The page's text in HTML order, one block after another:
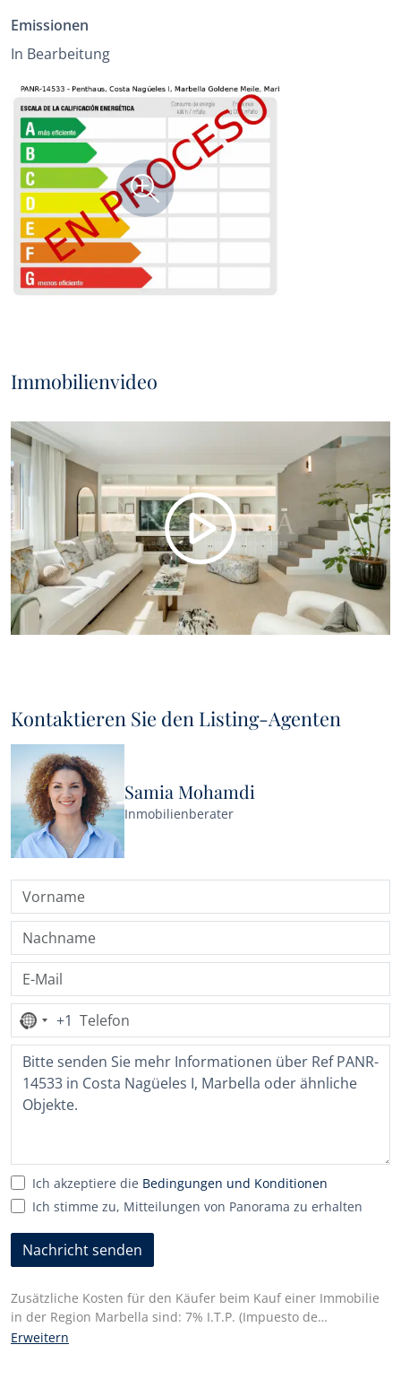
Emissionen
In Bearbeitung
Immobilienvideo
Kontaktieren Sie den Listing-Agenten
Samia Mohamdi
Inmobilienberater
Kein
Land
ausgewählt
+1
Ich akzeptiere die Bedingungen und Konditionen
Ich stimme zu, Mitteilungen von Panorama zu erhalten
Nachricht senden
Zusätzliche Kosten für den Käufer beim Kauf einer Immobilie
in der Region Marbella sind: 7% I.T.P. (Impuesto de
Transmisiones Patrimoniales) für alle wiederverkauften
Erweitern